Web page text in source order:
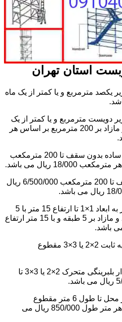
استان تهران
یکصد مترمربع و یا کمتر از یک ماه
دویست مترمربع و یا کمتر از یک
ماه مقطوع 6/500/000 ریال و مازاد بر 200 مترمربع بر اساس هر
3-اجاره داربست یک ماه کلراژ ساده بدون سقف تا 200 مترمکعب
4-اجاره داربست یک ماه مسقف تا 200 مترمکعب 6/500/000 ریال
5-اجاره یک ماه چاهک آسانسور به ابعاد 1×1 تا ارتفاع 15 متر با 5
طبقه مقطوع 5/500/000 ریال و مازاد بر 5 طبقه و با 15 متر ارتفاع
6-اجاره یک ماه یک عدد چهارپایه ثابت 2×2 یا 3×3 مقطوع
7-اجاره یک ماه چهارپایه چرخدار بلبرینگی متحرک 2×2 یا 3×3 تا
8-اجاره یک ماه طاق نصرت در محل تا طول 6 متر مقطوع
6/000/000 ریال و مازاد بر آن هر متر طول 850/000 ریال می